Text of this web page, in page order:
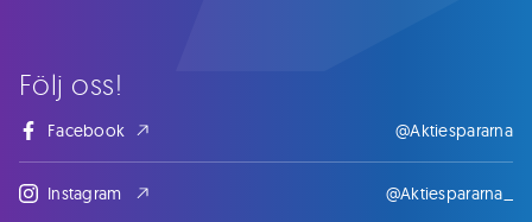
Följ oss!
Facebook @Aktiespararna
Instagram @Aktiespararna_